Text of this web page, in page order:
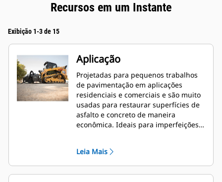
Recursos em um Instante
Exibição 1-3 de 15
Aplicação
Projetadas para pequenos trabalhos
de pavimentação em aplicações
residenciais e comerciais e são muito
usadas para restaurar superfícies de
asfalto e concreto de maneira
econômica. Ideais para imperfeições
listras de faixas de trânsito e
trabalhos nos quais a utilização de
aplainadoras exclusivas seja limitada.
Leia Mais